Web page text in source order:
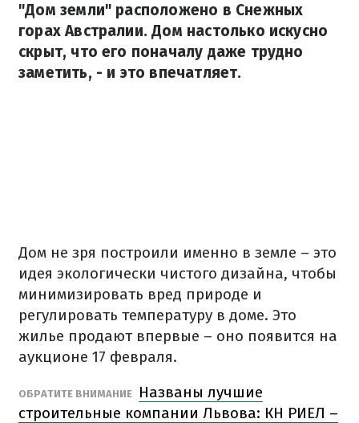
"Дом земли" расположено в Снежных
горах Австралии. Дом настолько искусно
скрыт, что его поначалу даже трудно
заметить, - и это впечатляет.
Дом не зря построили именно в земле – это
идея экологически чистого дизайна, чтобы
минимизировать вред природе и
регулировать температуру в доме. Это
жилье продают впервые – оно появится на
аукционе 17 февраля.
ОБРАТИТЕ ВНИМАНИЕ
Названы лучшие
строительные компании Львова: КН РИЕЛ –